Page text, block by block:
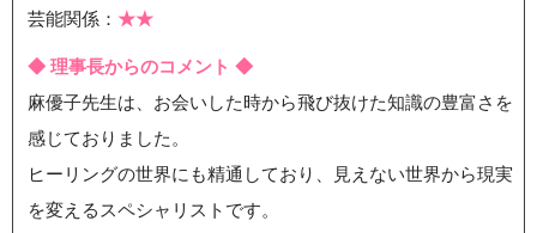
芸能関係：★★
◆ 理事長からのコメント ◆
麻優子先生は、お会いした時から飛び抜けた知識の豊富さを
感じておりました。
ヒーリングの世界にも精通しており、見えない世界から現実
を変えるスペシャリストです。